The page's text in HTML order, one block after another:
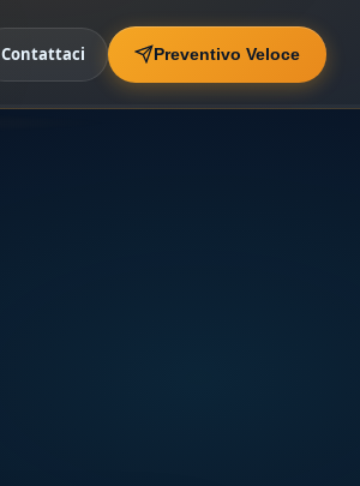
Contattaci Preventivo Veloce